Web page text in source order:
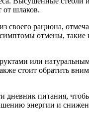
от шлаков.
своего рациона,
отмены,
или
стоит обратить
дневник питания,
энергии и